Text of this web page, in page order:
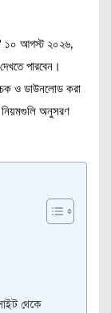
১০ আগস্ট ২০২৬,
পারবেন।
ও ডাউনলোড করা
নিয়মগুলি অনুসরণ
থেকে